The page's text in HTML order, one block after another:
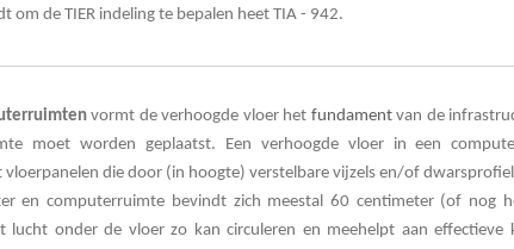
om de TIER indeling te bepalen heet TIA - 942.
vormt de verhoogde vloer het fundamentvan de
moet worden geplaatst. Een verhoogde vloer in een
vloerpanelen die door (in hoogte) verstelbare vijzels en/of
en computerruimte bevindt zich meestal 60 centimeter (of nog
lucht onder de vloer zo kan circuleren en meehelpt aan effectieve